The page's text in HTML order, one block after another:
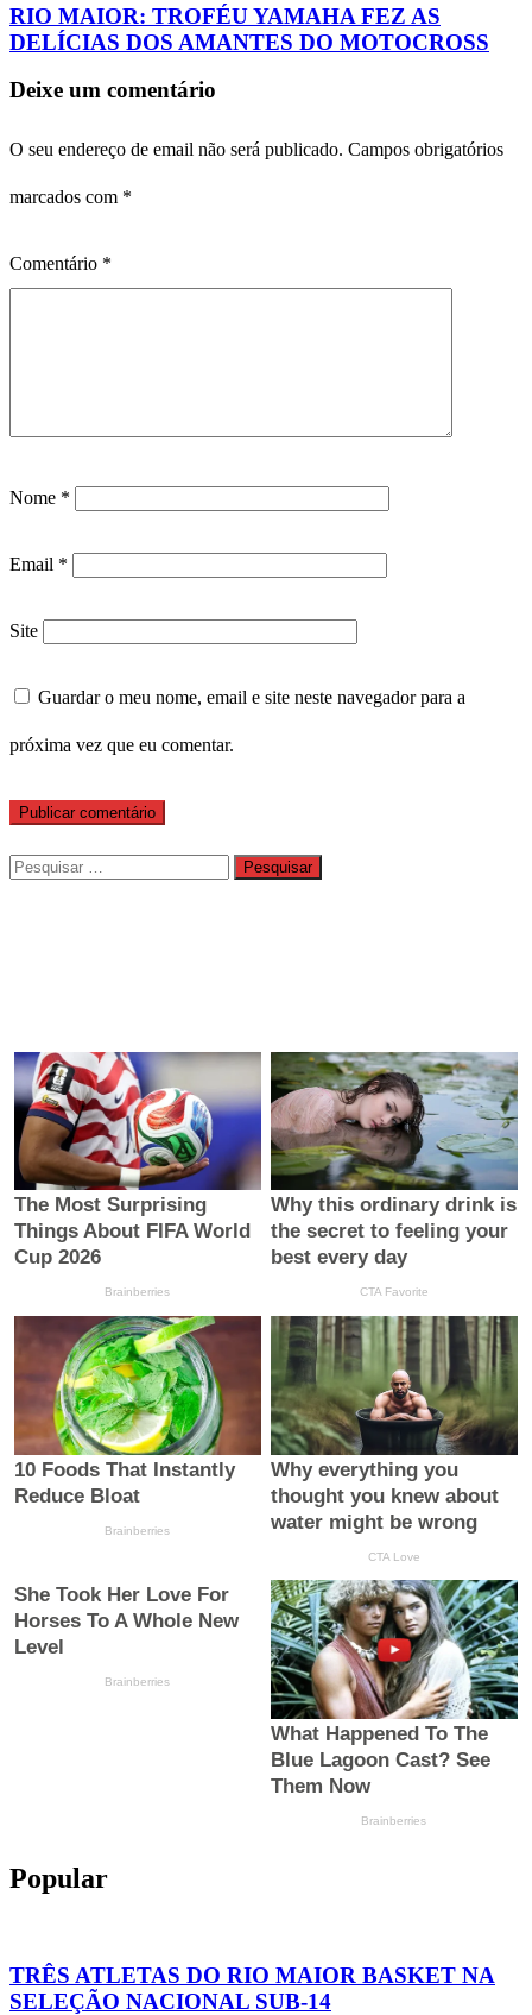
RIO MAIOR: TROFÉU YAMAHA FEZ AS
DELÍCIAS DOS AMANTES DO MOTOCROSS
Deixe um comentário
O seu endereço de email não será publicado. Campos obrigatórios
marcados com *
Comentário *
Nome *
Email *
Site
Guardar o meu nome, email e site neste navegador para a
próxima vez que eu comentar.
Pesquisar
por:
Popular
TRÊS ATLETAS DO RIO MAIOR BASKET NA
SELEÇÃO NACIONAL SUB-14